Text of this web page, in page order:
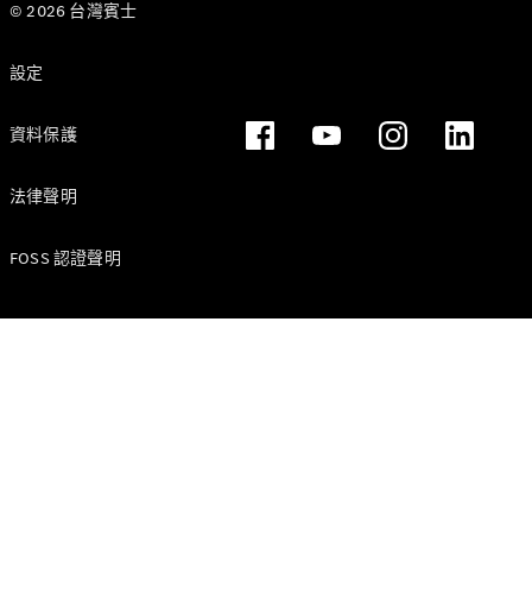
© 2026 台灣賓士
設定
資料保護
法律聲明
FOSS 認證聲明